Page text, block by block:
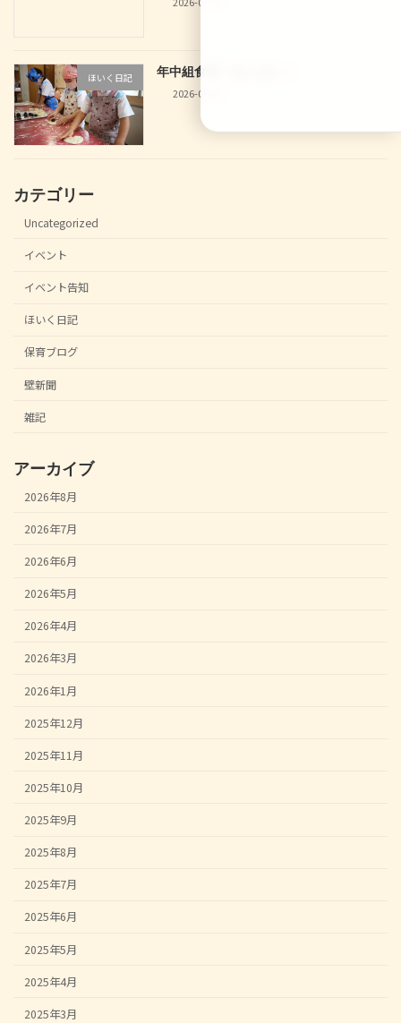
ほいく日記
年中組食育！あんぱん
2026-06-30
カテゴリー
Uncategorized
イベント
イベント告知
ほいく日記
保育ブログ
壁新聞
雑記
アーカイブ
2026年8月
2026年7月
2026年6月
2026年5月
2026年4月
2026年3月
2026年1月
2025年12月
2025年11月
2025年10月
2025年9月
2025年8月
2025年7月
2025年6月
2025年5月
2025年4月
2025年3月